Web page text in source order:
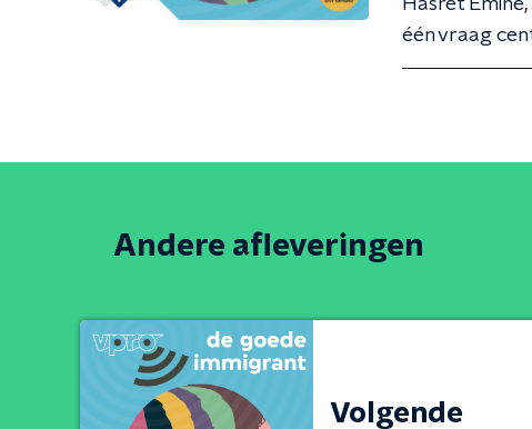
Hasret
één vraag
Andere afleveringen
Volgende